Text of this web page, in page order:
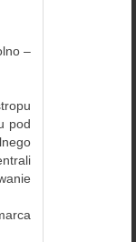
–
pod